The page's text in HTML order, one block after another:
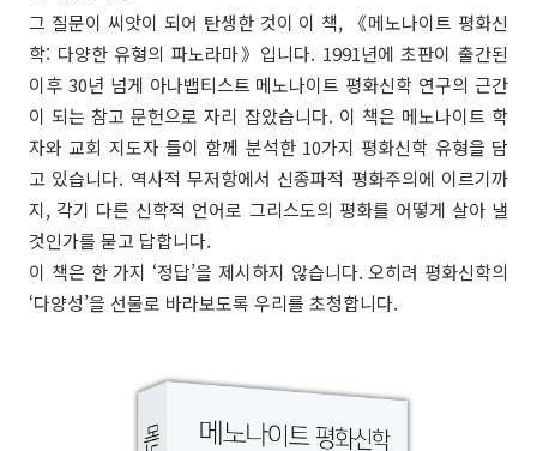
그 질문이 씨앗이 되어 탄생한 것이 이 책, 《메노나이트 평화신
학: 다양한 유형의 파노라마》입니다. 1991년에 초판이 출간된
이후 30년 넘게 아나뱁티스트 메노나이트 평화신학 연구의 근간
이 되는 참고 문헌으로 자리 잡았습니다. 이 책은 메노나이트 학
자와 교회 지도자 들이 함께 분석한 10가지 평화신학 유형을 담
고 있습니다. 역사적 무저항에서 신종파적 평화주의에 이르기까
지, 각기 다른 신학적 언어로 그리스도의 평화를 어떻게 살아 낼
것인가를 묻고 답합니다.
이 책은 한 가지 ‘정답’을 제시하지 않습니다. 오히려 평화신학의
‘다양성’을 선물로 바라보도록 우리를 초청합니다.